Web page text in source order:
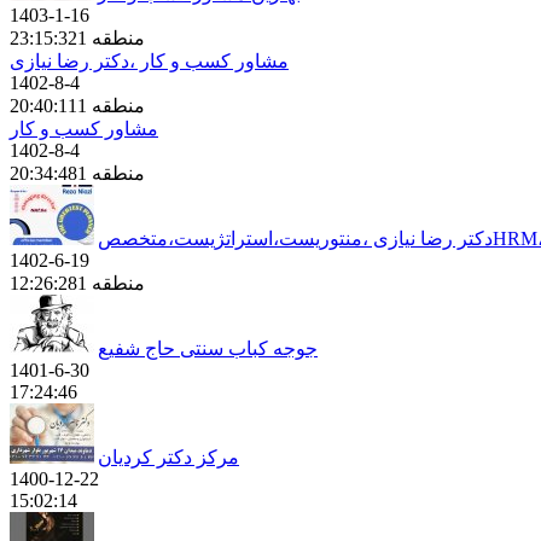
1403-1-16
23:15:32
منطقه 1
مشاور کسب و کار ،دکتر رضا نیازی
1402-8-4
20:40:11
منطقه 1
مشاور کسب و کار
1402-8-4
20:34:48
منطقه 1
1402-6-19
12:26:28
منطقه 1
جوجه کباب سنتی حاج شفیع
1401-6-30
17:24:46
مرکز دکتر کردیان
1400-12-22
15:02:14